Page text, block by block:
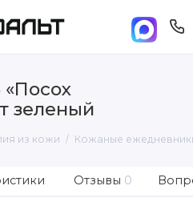
зеленый
из кожи Кожаные
Отзывы 0